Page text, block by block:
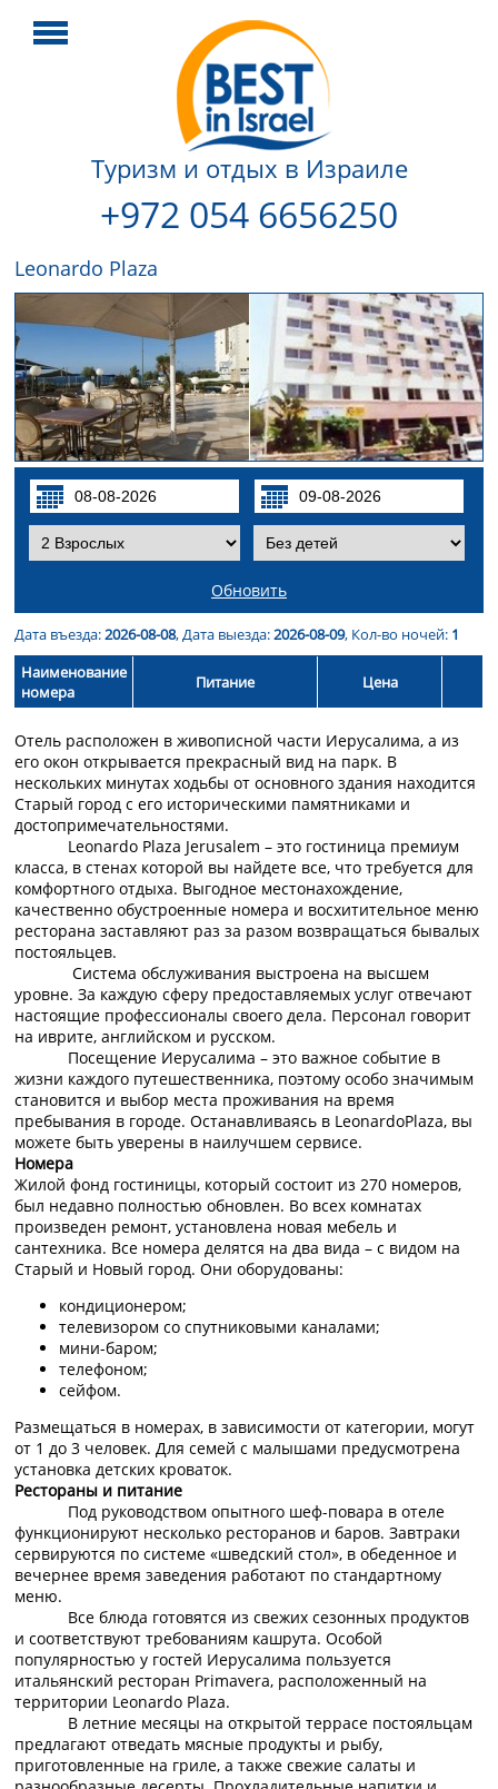
Туризм и отдых в Израиле
+972 054 6656250
Leonardo Plaza
Обновить
Дата въезда:2026-08-08, Дата выезда:2026-08-09, Кол-во ночей: 1
Наименование
номера
Питание Цена
Отель расположен в живописной части Иерусалима, а из
его окон открывается прекрасный вид на парк. В
нескольких минутах ходьбы от основного здания находится
Старый город с его историческими памятниками и
достопримечательностями.
Leonardo Plaza Jerusalem – это гостиница премиум
класса, в стенах которой вы найдете все, что требуется для
комфортного отдыха. Выгодное местонахождение,
качественно обустроенные номера и восхитительное меню
ресторана заставляют раз за разом возвращаться бывалых
постояльцев.
Система обслуживания выстроена на высшем
уровне. За каждую сферу предоставляемых услуг отвечают
настоящие профессионалы своего дела. Персонал говорит
на иврите, английском и русском.
Посещение Иерусалима – это важное событие в
жизни каждого путешественника, поэтому особо значимым
становится и выбор места проживания на время
пребывания в городе. Останавливаясь в LeonardoPlaza, вы
можете быть уверены в наилучшем сервисе.
Номера
Жилой фонд гостиницы, который состоит из 270 номеров,
был недавно полностью обновлен. Во всех комнатах
произведен ремонт, установлена новая мебель и
сантехника. Все номера делятся на два вида – с видом на
Старый и Новый город. Они оборудованы:
кондиционером;
телевизором со спутниковыми каналами;
мини-баром;
телефоном;
сейфом.
Размещаться в номерах, в зависимости от категории, могут
от 1 до 3 человек. Для семей с малышами предусмотрена
установка детских кроваток.
Рестораны и питание
Под руководством опытного шеф-повара в отеле
функционируют несколько ресторанов и баров. Завтраки
сервируются по системе «шведский стол», в обеденное и
вечернее время заведения работают по стандартному
меню.
Все блюда готовятся из свежих сезонных продуктов
и соответствуют требованиям кашрута. Особой
популярностью у гостей Иерусалима пользуется
итальянский ресторан Primavera, расположенный на
территории Leonardo Plaza.
В летние месяцы на открытой террасе постояльцам
предлагают отведать мясные продукты и рыбу,
приготовленные на гриле, а также свежие салаты и